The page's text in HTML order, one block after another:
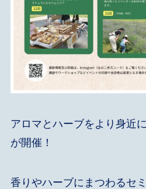
アロマとハーブをより身近
が開催！
香りやハーブにまつわるセ